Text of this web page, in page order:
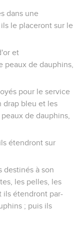
dans une
le placeront sur le
et
peaux de dauphins,
pour le service
drap bleu et les
de dauphins,
étendront sur
destinés à son
les pelles, les
ils étendront par-
; puis ils